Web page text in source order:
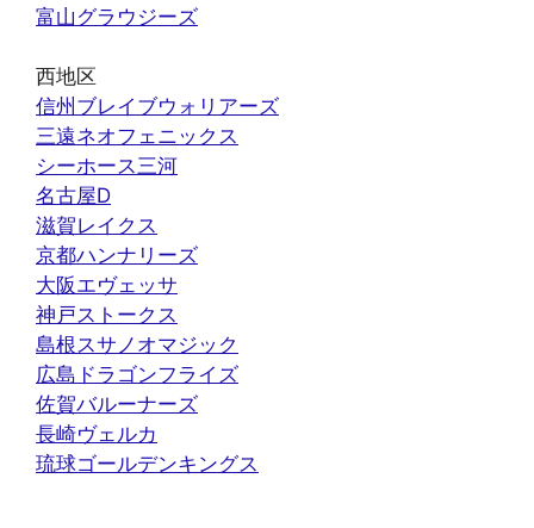
富山グラウジーズ
西地区
信州ブレイブウォリアーズ
三遠ネオフェニックス
シーホース三河
名古屋D
滋賀レイクス
京都ハンナリーズ
大阪エヴェッサ
神戸ストークス
島根スサノオマジック
広島ドラゴンフライズ
佐賀バルーナーズ
長崎ヴェルカ
琉球ゴールデンキングス